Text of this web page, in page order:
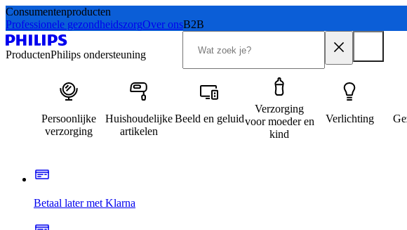
Consumentenproducten
Professionele gezondheidszorgOver onsB2B
ProductenPhilips ondersteuning
Persoonlijke
verzorging
Huishoudelijke
artikelen
Beeld en geluid
Verzorging
voor moeder en
kind
Verlichting
Betaal later met Klarna